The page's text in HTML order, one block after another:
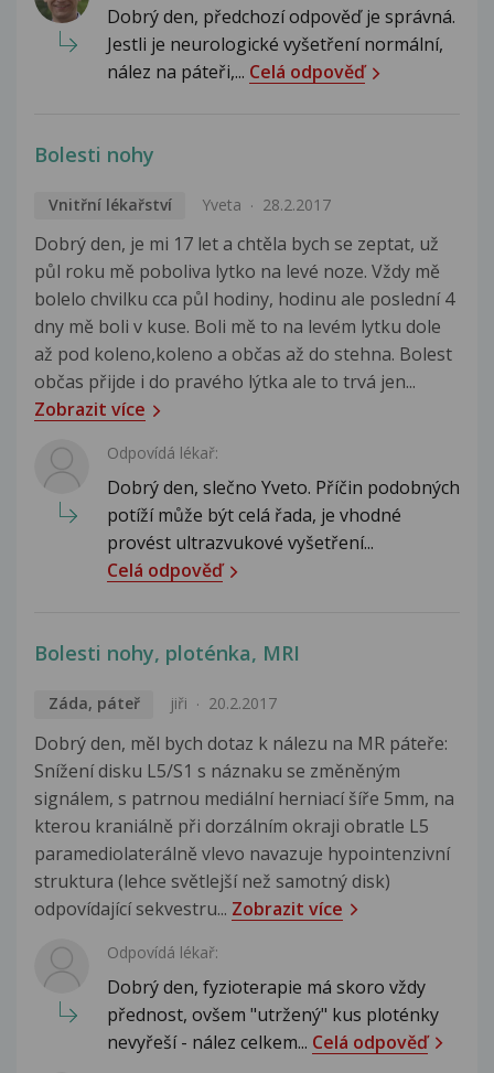
Dobrý den, předchozí odpověď je správná.
Jestli je neurologické vyšetření normální,
nález na páteři,... Celá odpověď
Bolesti nohy
Vnitřní lékařství Yveta 28.2.2017
Dobrý den, je mi 17 let a chtěla bych se zeptat, už
půl roku mě poboliva lytko na levé noze. Vždy mě
bolelo chvilku cca půl hodiny, hodinu ale poslední 4
dny mě boli v kuse. Boli mě to na levém lytku dole
až pod koleno,koleno a občas až do stehna. Bolest
občas přijde i do pravého lýtka ale to trvá jen...
Zobrazit více
Odpovídá lékař:
Dobrý den, slečno Yveto. Příčin podobných
potíží může být celá řada, je vhodné
provést ultrazvukové vyšetření...
Celá odpověď
Bolesti nohy, ploténka, MRI
Záda, páteř jiři 20.2.2017
Dobrý den, měl bych dotaz k nálezu na MR páteře:
Snížení disku L5/S1 s náznaku se změněným
signálem, s patrnou mediální herniací šíře 5mm, na
kterou kraniálně při dorzálním okraji obratle L5
paramediolaterálně vlevo navazuje hypointenzivní
struktura (lehce světlejší než samotný disk)
odpovídající sekvestru... Zobrazit více
Odpovídá lékař:
Dobrý den, fyzioterapie má skoro vždy
přednost, ovšem "utržený" kus ploténky
nevyřeší - nález celkem... Celá odpověď